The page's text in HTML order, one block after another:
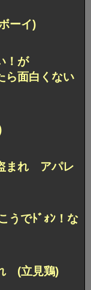
ーイ)
！が
ら面白くない
まれ アパレ
うでﾄﾞｫﾝ！な
(立見鶏)